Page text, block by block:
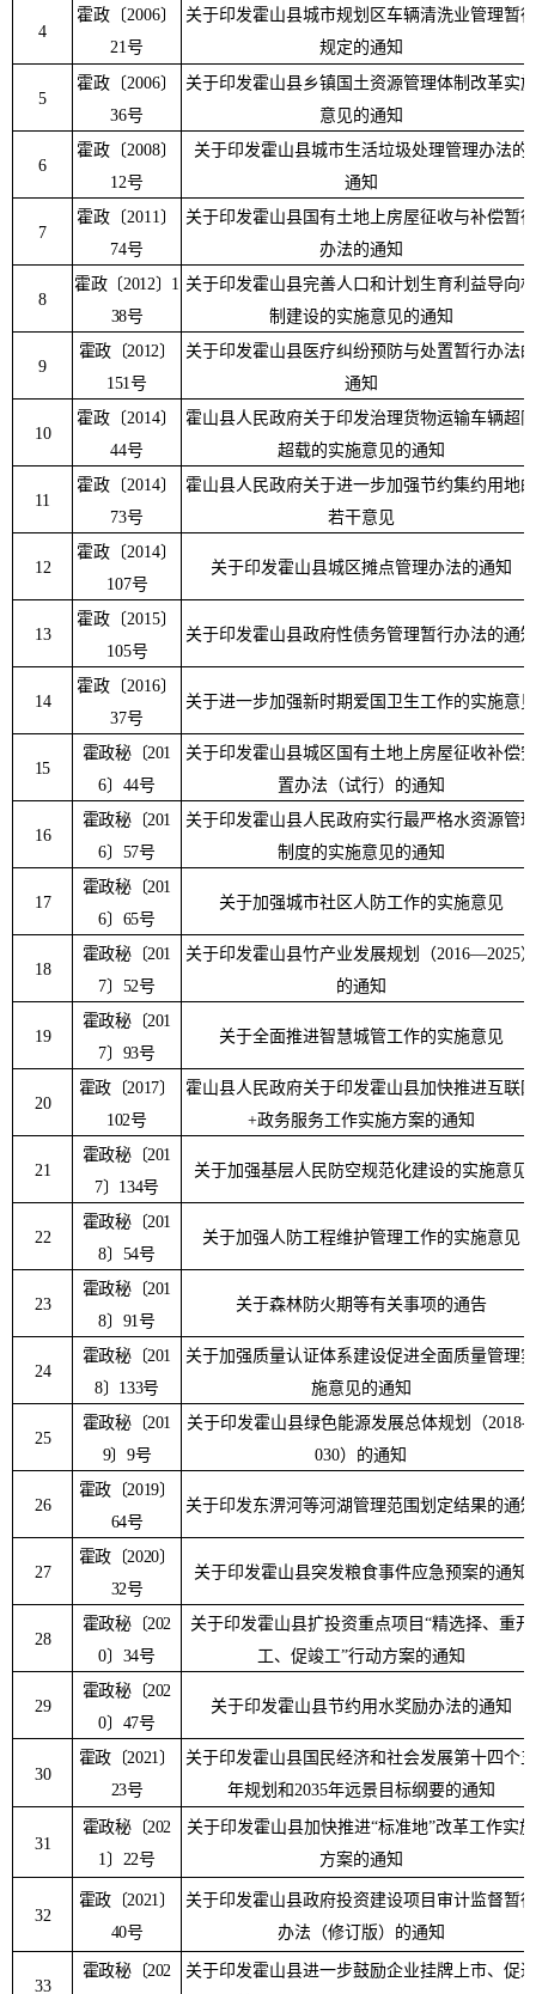
4
霍政〔2006〕
21号
关于印发霍山县城市规划区车辆清洗业管理暂行
规定的通知
5
霍政〔2006〕
36号
关于印发霍山县乡镇国土资源管理体制改革实施
意见的通知
6
霍政〔2008〕
12号
关于印发霍山县城市生活垃圾处理管理办法的
通知
7
霍政〔2011 〕
74号
关于印发霍山县国有土地上房屋征收与补偿暂行
办法的通知
8
霍政〔2012〕 1
38号
关于印发霍山县完善人口和计划生育利益导向机
制建设的实施意见的通知
9
霍政〔2012〕
151号
关于印发霍山县医疗纠纷预防与处置暂行办法的
通知
10
霍政〔2014〕
44号
霍山县人民政府关于印发治理货物运输车辆超限
超载的实施意见的通知
11
霍政〔2014〕
73号
霍山县人民政府关于进一步加强节约集约用地的
若干意见
12
霍政〔2014〕
107号
关于印发霍山县城区摊点管理办法的通知
13
霍政〔2015〕
105号
关于印发霍山县政府性债务管理暂行办法的通知
14
霍政〔2016〕
37号
关于进一步加强新时期爱国卫生工作的实施意见
15
霍政秘〔201
6〕 44号
关于印发霍山县城区国有土地上房屋征收补偿安
置办法（试行）的通知
16
霍政秘〔201
6〕 57号
关于印发霍山县人民政府实行最严格水资源管理
制度的实施意见的通知
17
霍政秘〔201
6〕 65号
关于加强城市社区人防工作的实施意见
18
霍政秘〔201
7〕 52号
关于印发霍山县竹产业发展规划（2016—2025）
的通知
19
霍政秘〔201
7〕 93号
关于全面推进智慧城管工作的实施意见
20
霍政〔2017〕
102号
霍山县人民政府关于印发霍山县加快推进互联网
+政务服务工作实施方案的通知
21
霍政秘〔201
7〕 134号
关于加强基层人民防空规范化建设的实施意见
22
霍政秘〔201
8〕 54号
关于加强人防工程维护管理工作的实施意见
23
霍政秘〔201
8〕 91号
关于森林防火期等有关事项的通告
24
霍政秘〔201
8〕 133号
关于加强质量认证体系建设促进全面质量管理实
施意见的通知
25
霍政秘〔201
9〕 9号
关于印发霍山县绿色能源发展总体规划（2018-2
030）的通知
26
霍政〔2019〕
64号
关于印发东淠河等河湖管理范围划定结果的通知
27
霍政〔2020〕
32号
关于印发霍山县突发粮食事件应急预案的通知
28
霍政秘〔202
0〕 34号
关于印发霍山县扩投资重点项目 “精选择、重开
工、促竣工”行动方案的通知
29
霍政秘〔202
0〕 47号
关于印发霍山县节约用水奖励办法的通知
30
霍政〔2021 〕
23号
关于印发霍山县国民经济和社会发展第十四个五
年规划和2035年远景目标纲要的通知
31
霍政秘〔202
1 〕 22号
关于印发霍山县加快推进“标准地”改革工作实施
方案的通知
32
霍政〔2021 〕
40号
关于印发霍山县政府投资建设项目审计监督暂行
办法（修订版）的通知
33
霍政秘〔202 关于印发霍山县进一步鼓励企业挂牌上市、促进